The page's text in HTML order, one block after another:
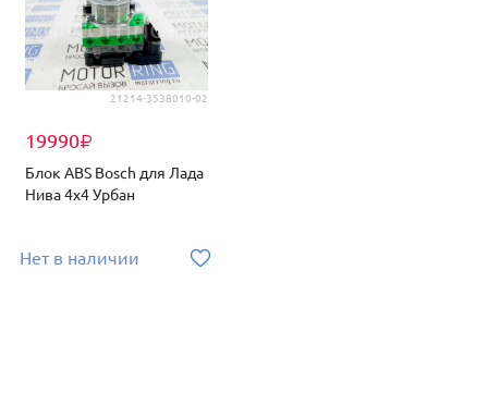
21214-3538010-02
19990₽
Блок ABS Bosch для Лада
Нива 4х4 Урбан
Нет в наличии